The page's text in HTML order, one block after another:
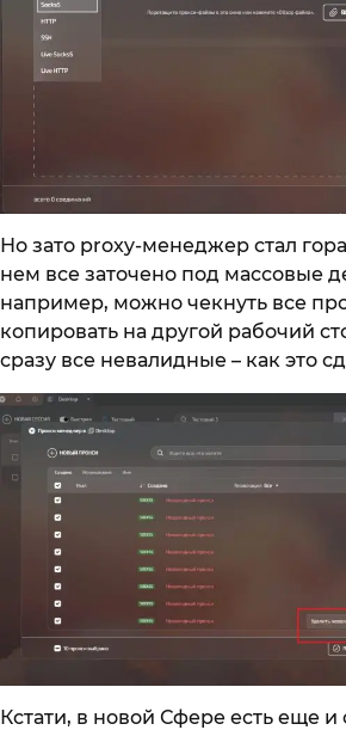
Но зато proxy-менеджер стал
нем все заточено под массовые
например, можно чекнуть все
копировать на другой рабочий
сразу все невалидные – как это
Кстати, в новой Сфере есть еще и